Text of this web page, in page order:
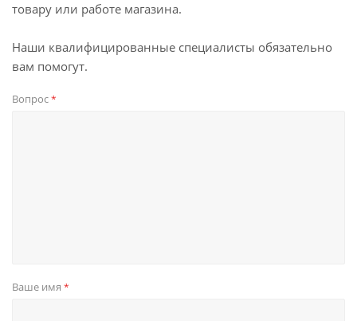
товару или работе магазина.
Наши квалифицированные специалисты обязательно
вам помогут.
Вопрос*
Ваше имя *